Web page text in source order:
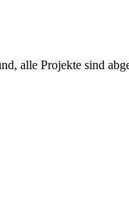
alle Projekte sind